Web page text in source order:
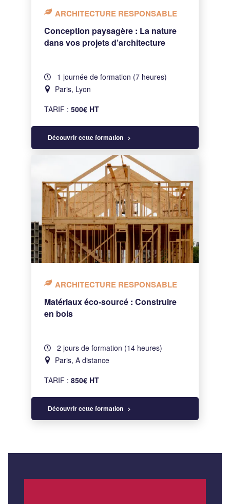
ARCHITECTURE RESPONSABLE
Conception paysagère : La nature
dans vos projets d’architecture
1 journée de formation (7 heures)
Paris, Lyon
TARIF :500€ HT
Découvrir cette formation
ARCHITECTURE RESPONSABLE
Matériaux éco-sourcé : Construire
en bois
2 jours de formation (14 heures)
Paris, A distance
TARIF :850€ HT
Découvrir cette formation